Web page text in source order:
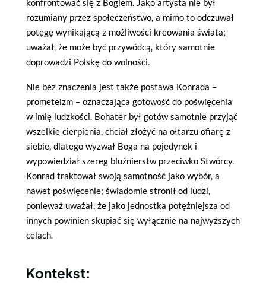
konfrontować się z Bogiem. Jako artysta nie był
rozumiany przez społeczeństwo, a mimo to odczuwał
potęgę wynikającą z możliwości kreowania świata;
uważał, że może być przywódcą, który samotnie
doprowadzi Polskę do wolności.
Nie bez znaczenia jest także postawa Konrada –
prometeizm – oznaczająca gotowość do poświęcenia
w imię ludzkości. Bohater był gotów samotnie przyjąć
wszelkie cierpienia, chciał złożyć na ołtarzu ofiarę z
siebie, dlatego wyzwał Boga na pojedynek i
wypowiedział szereg bluźnierstw przeciwko Stwórcy.
Konrad traktował swoją samotność jako wybór, a
nawet poświęcenie; świadomie stronił od ludzi,
ponieważ uważał, że jako jednostka potężniejsza od
innych powinien skupiać się wyłącznie na najwyższych
celach.
Kontekst: